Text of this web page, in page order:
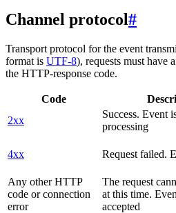
Channel protocol#
Transport protocol for the event
format is UTF-8), requests must have
the HTTP-response code.
Code
2xx
Success. Event
processing
4xx Request failed.
Any other HTTP
code or connection
error
The request
at this time.
accepted